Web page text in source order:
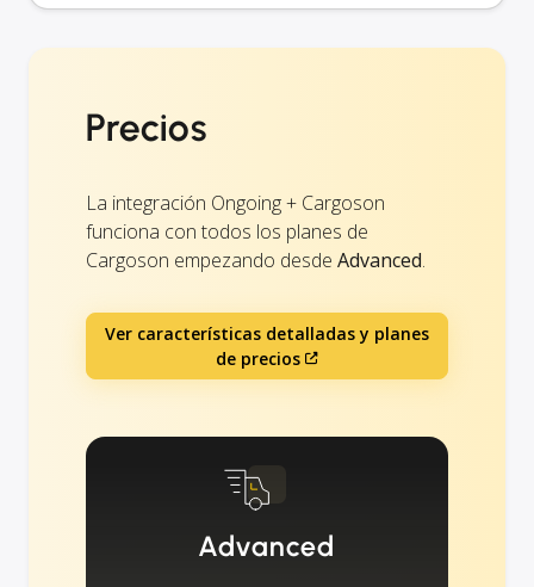
Precios
La integración Ongoing + Cargoson
funciona con todos los planes de
Cargoson empezando desde Advanced.
Ver características detalladas y planes
de precios
Advanced